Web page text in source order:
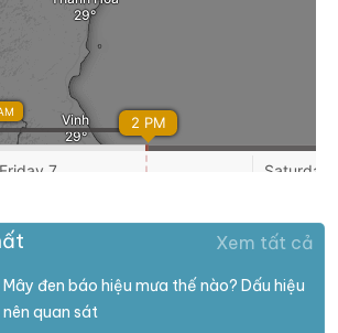
Xem tất cả
Mây đen báo hiệu mưa thế nào? Dấu hiệu
nên quan sát